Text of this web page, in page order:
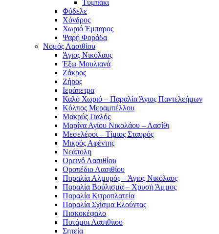
Τυμπάκι
Φόδελε
Χόνδρος
Χωριό Έμπαρος
Ψαρή Φοράδα
Νομός Λασιθίου
Άγιος Νικόλαος
Έξω Μουλιανά
Ζάκρος
Ζήρος
Ιεράπετρα
Καλό Χωριό – Παραλία Άγιος Παντελεήμων
Κόλπος Μεραμπέλλου
Μακρύς Γιαλός
Μαρίνα Αγίου Νικολάου – Λασίθι
Μεσελέροι – Τίμιος Σταυρός
Μικρός Αφέντης
Νεάπολη
Ορεινό Λασιθίου
Οροπέδιο Λασιθίου
Παραλία Αλμυρός – Άγιος Νικόλαος
Παραλία Βούλισμα – Χρυσή Άμμος
Παραλία Κιτροπλατεία
Παραλία Σχίσμα Ελούντας
Πισκοκέφαλο
Ποτάμοι Λασιθίιου
Σητεία